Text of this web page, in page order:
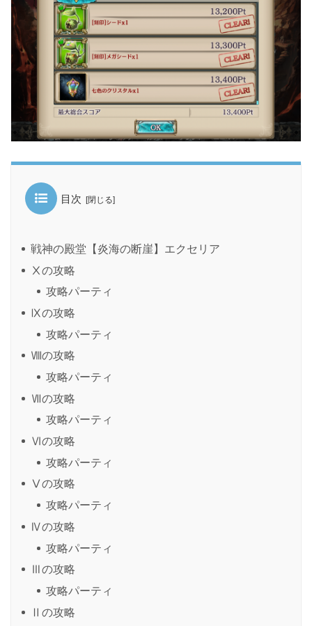
目次
戦神の殿堂【炎海の断崖】エクセリア
Ⅹの攻略
攻略パーティ
Ⅸの攻略
攻略パーティ
Ⅷの攻略
攻略パーティ
Ⅶの攻略
攻略パーティ
Ⅵの攻略
攻略パーティ
Ⅴの攻略
攻略パーティ
Ⅳの攻略
攻略パーティ
Ⅲの攻略
攻略パーティ
Ⅱの攻略